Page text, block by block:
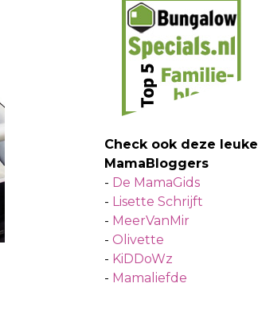
Check ook deze leuke
MamaBloggers
- De MamaGids
- Lisette Schrijft
- MeerVanMir
- Olivette
- KiDDoWz
- Mamaliefde